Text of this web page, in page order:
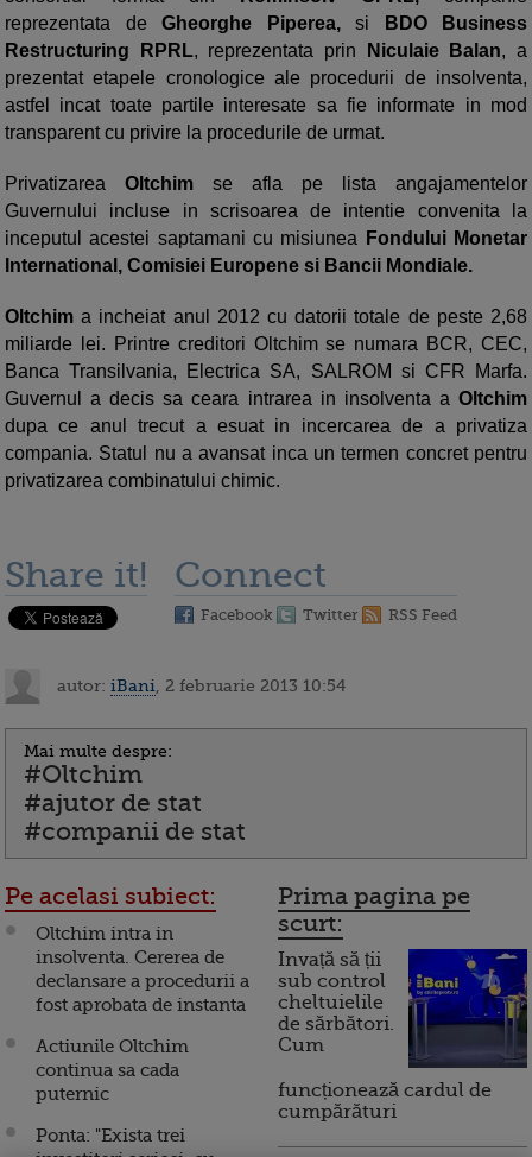
reprezentata de Gheorghe Piperea,si
BDO Business
Restructuring RPRL, reprezentata prin Niculaie Balan, a
prezentat etapele cronologice ale procedurii de insolventa,
astfel incat toate partile interesate sa fie informate in mod
transparent cu privire la procedurile de urmat.
Privatizarea Oltchim se afla pe lista angajamentelor
Guvernului incluse in scrisoarea de intentie convenita la
inceputul acestei saptamani cu misiunea
Fondului Monetar
International, Comisiei Europene si Bancii Mondiale.
Oltchim a incheiat anul 2012 cu datorii totale de peste 2,68
miliarde lei. Printre creditori Oltchim se numara BCR, CEC,
Banca Transilvania, Electrica SA, SALROM si CFR Marfa.
Guvernul a decis sa ceara intrarea in insolventa a Oltchim
dupa ce anul trecut a esuat in incercarea de a privatiza
compania. Statul nu a avansat inca un termen concret pentru
privatizarea combinatului chimic.
Share it! Connect
Facebook Twitter RSS Feed
autor: iBani , 2 februarie 2013 10:54
Mai multe despre:
#Oltchim
#ajutor de stat
#companii de stat
Pe acelasi subiect:
Oltchim intra in
insolventa. Cererea de
declansare a procedurii a
fost aprobata de instanta
Actiunile Oltchim
continua sa cada
puternic
Ponta: "Exista trei
Prima pagina pe
scurt:
Invață să ții
sub control
cheltuielile
de sărbători.
Cum
funcționează cardul de
cumpărături